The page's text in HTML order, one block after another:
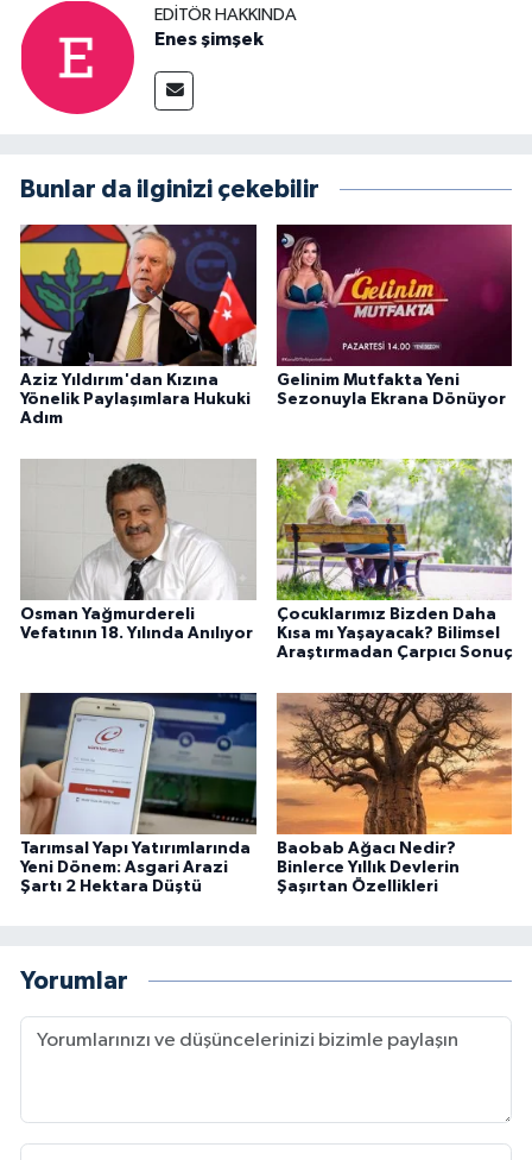
EDITÖR HAKKINDA
Enes şimşek
Bunlar da ilginizi çekebilir
Aziz Yıldırım'dan Kızına
Yönelik Paylaşımlara Hukuki
Adım
Gelinim Mutfakta Yeni
Sezonuyla Ekrana Dönüyor
Osman Yağmurdereli
Vefatının 18. Yılında Anılıyor
Çocuklarımız Bizden Daha
Kısa mı Yaşayacak? Bilimsel
Araştırmadan Çarpıcı Sonuç
Tarımsal Yapı Yatırımlarında
Yeni Dönem: Asgari Arazi
Şartı 2 Hektara Düştü
Baobab Ağacı Nedir?
Binlerce Yıllık Devlerin
Şaşırtan Özellikleri
Yorumlar